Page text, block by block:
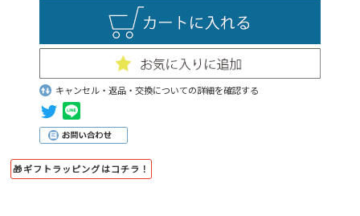
キャンセル・返品・交換についての詳細を確認する
🎁ギフトラッピングはコチラ！